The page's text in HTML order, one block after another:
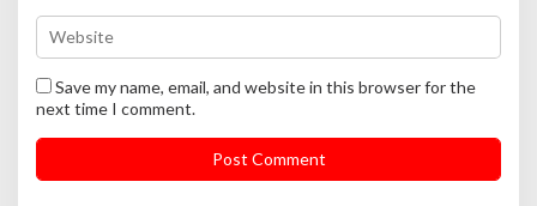
Save my name, email, and website in this browser for the
next time I comment.